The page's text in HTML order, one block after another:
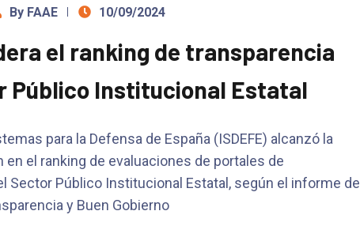
By FAAE 10/09/2024
el ranking de transparencia
Público Institucional Estatal
para la Defensa de España (ISDEFE) alcanzó la
en el ranking de evaluaciones de portales de
Sector Público Institucional Estatal, según el informe del
y Buen Gobierno